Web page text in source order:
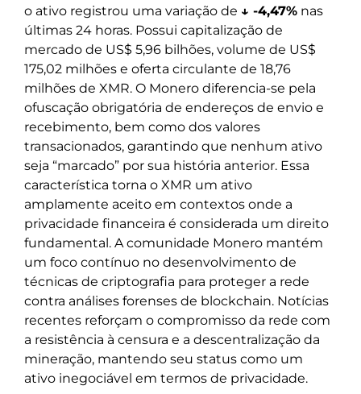
o ativo registrou uma variação de ↓ -4,47% nas
últimas 24 horas. Possui capitalização de
mercado de US$ 5,96 bilhões, volume de US$
175,02 milhões e oferta circulante de 18,76
milhões de XMR. O Monero diferencia-se pela
ofuscação obrigatória de endereços de envio e
recebimento, bem como dos valores
transacionados, garantindo que nenhum ativo
seja “marcado” por sua história anterior. Essa
característica torna o XMR um ativo
amplamente aceito em contextos onde a
privacidade financeira é considerada um direito
fundamental. A comunidade Monero mantém
um foco contínuo no desenvolvimento de
técnicas de criptografia para proteger a rede
contra análises forenses de blockchain. Notícias
recentes reforçam o compromisso da rede com
a resistência à censura e a descentralização da
mineração, mantendo seu status como um
ativo inegociável em termos de privacidade.